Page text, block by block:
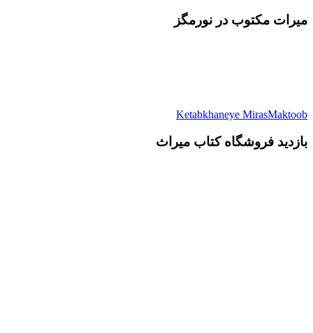
میرات مکتوب در نورمگز
Ketabkhaneye MirasMaktoob
بازدید فروشگاه کتاب میراث